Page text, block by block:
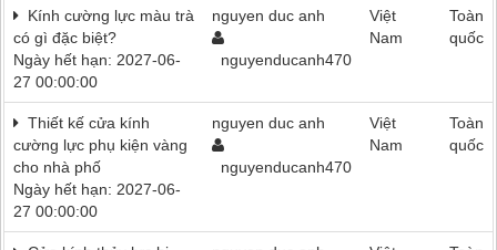
Kính cường lực màu trà
có gì đặc biệt?
Ngày hết hạn: 2027-06-
27 00:00:00
nguyen duc anh
nguyenducanh470
Việt
Nam
Toàn
quốc
Thiết kế cửa kính
cường lực phụ kiện vàng
cho nhà phố
Ngày hết hạn: 2027-06-
27 00:00:00
nguyen duc anh
nguyenducanh470
Việt
Nam
Toàn
quốc